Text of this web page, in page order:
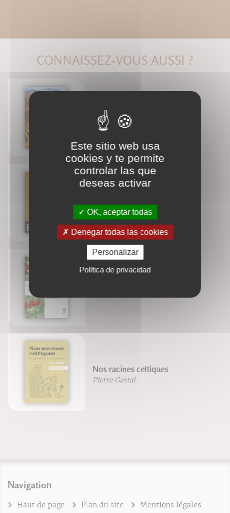
CONNAISSEZ-VOUS AUSSI ?
La voie royale du désert
Frère Étienne Goutagny
VTT EXERCICES
Nos racines celtiques
Pierre Gastal
Navigation
Haut de page Plan du site
Mentions légales
Este sitio web usa
cookies y te permite
controlar las que
deseas activar
OK, aceptar todas
Denegar todas las cookies
Personalizar
Política de privacidad